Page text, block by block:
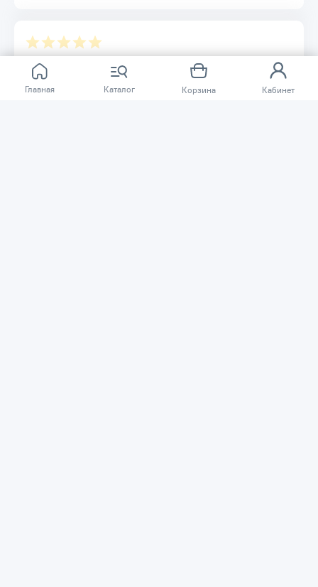
Главная Каталог Корзина Кабинет
Отзывов ещё нет.
Расскажите о товаре, который приобрели у нас.